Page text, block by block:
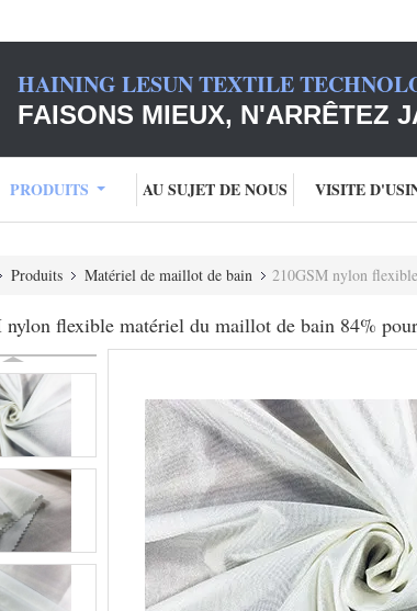
HAINING LESUN TEXTILE
FAISONS MIEUX, N'ARRÊTEZ
PRODUITS AU SUJET DE NOUS VISITE
Produits Matériel de maillot de bain 210GSM nylon
nylon flexible matériel du maillot de bain 84%